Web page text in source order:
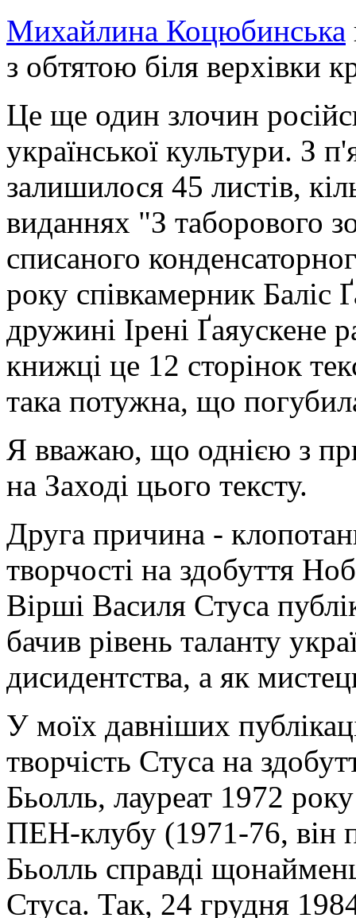
Михайлина Коцюбинська
з обтятою біля верхівки
Це ще один злочин
української культури. З
залишилося 45 листів,
виданнях "З таборового
списаного
року співкамерник Баліс
дружині Ірені Ґаяускене
книжці це 12 сторінок
така потужна, що
Я вважаю, що однією з
на Заході цього тексту.
Друга причина -
творчості на здобуття
Вірші Василя Стуса
бачив рівень таланту
дисидентства, а як
У моїх давніших
творчість Стуса на
Бьолль, лауреат 1972
ПЕН-клубу (1971-76, він
Бьолль справді
Стуса. Так, 24 грудня